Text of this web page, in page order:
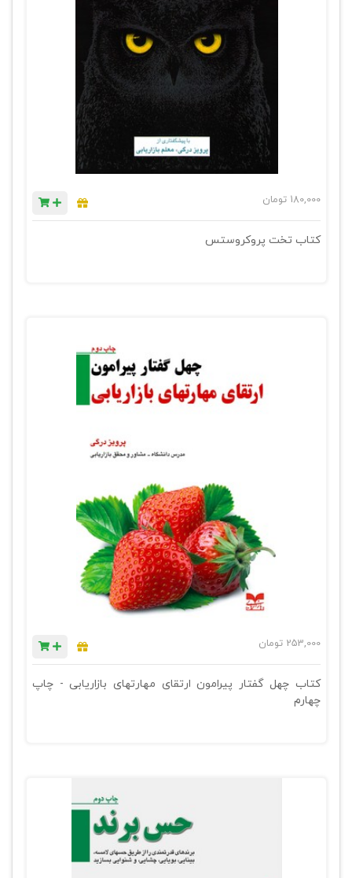
180,000 تومان
کتاب تخت پروکروستس
253,000 تومان
کتاب چهل گفتار پیرامون ارتقای مهارتهای بازاریابی - چاپ
چهارم